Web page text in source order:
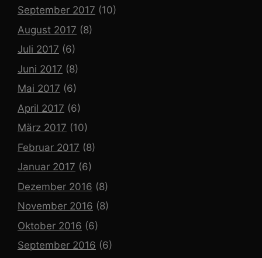
September 2017 (10)
August 2017 (8)
Juli 2017 (6)
Juni 2017 (8)
Mai 2017 (6)
April 2017 (6)
März 2017 (10)
Februar 2017 (8)
Januar 2017 (6)
Dezember 2016 (8)
November 2016 (8)
Oktober 2016 (6)
September 2016 (6)